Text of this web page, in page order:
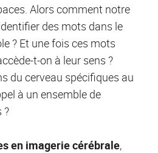
Alors comment notre
des mots dans le
? Et une fois ces mots
t-on à leur sens ?
du cerveau spécifiques au
à un ensemble de
?
en imagerie cérébrale,